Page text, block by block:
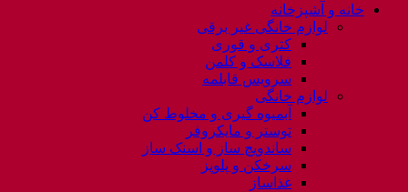
خانه و آشپزخانه
لوازم خانگی غیر برقی
کتری و قوری
فلاسک و کلمن
سرویس قابلمه
لوازم خانگی
آبمیوه گیری و مخلوط کن
توستر و مایکروفر
ساندویچ ساز و اسنک ساز
سرخکن و پلوپز
غذاساز